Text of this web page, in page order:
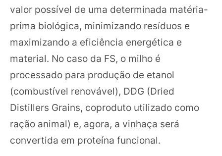
valor possível de uma determinada matéria-
prima biológica, minimizando resíduos e
maximizando a eficiência energética e
material. No caso da FS, o milho é
processado para produção de etanol
(combustível renovável), DDG (Dried
Distillers Grains, coproduto utilizado como
ração animal) e, agora, a vinhaça será
convertida em proteína funcional.